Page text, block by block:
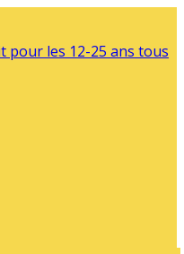
pour les 12-25 ans tous